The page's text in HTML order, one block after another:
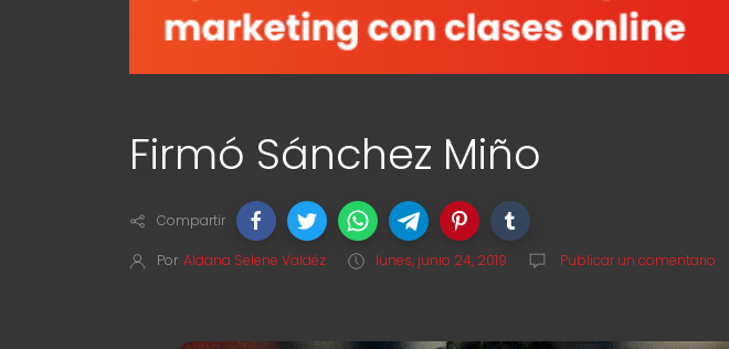
Firmó Sánchez Miño
Compartir
Por Aldana Selene Valdéz lunes, junio 24, 2019 Publicar un comentario